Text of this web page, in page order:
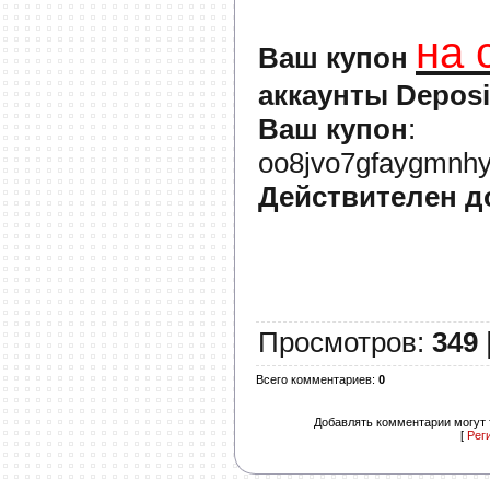
Ваш купон на
аккаунты
Ваш купон:
Действителен
Просмотров: 349
Всего комментариев: 0
Добавлять комментарии могут
[